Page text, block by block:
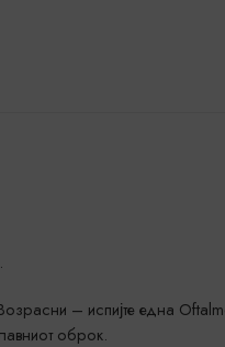
– испијте една
оброк.